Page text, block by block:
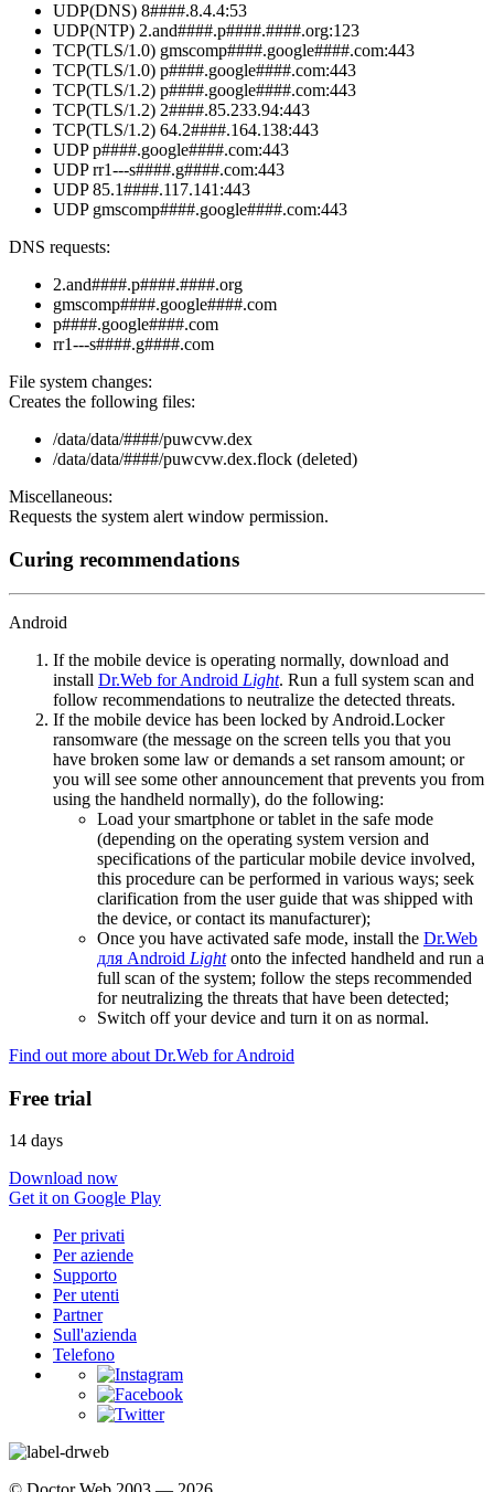
UDP(DNS) 8####.8.4.4:53
UDP(NTP) 2.and####.p####.####.org:123
TCP(TLS/1.0) gmscomp####.google####.com:443
TCP(TLS/1.0) p####.google####.com:443
TCP(TLS/1.2) p####.google####.com:443
TCP(TLS/1.2) 2####.85.233.94:443
TCP(TLS/1.2) 64.2####.164.138:443
UDP p####.google####.com:443
UDP rr1---s####.g####.com:443
UDP 85.1####.117.141:443
UDP gmscomp####.google####.com:443
DNS requests:
2.and####.p####.####.org
gmscomp####.google####.com
p####.google####.com
rr1---s####.g####.com
File system changes:
Creates the following files:
/data/data/####/puwcvw.dex
/data/data/####/puwcvw.dex.flock (deleted)
Miscellaneous:
Requests the system alert window permission.
Curing recommendations
Android
If the mobile device is operating normally, download and
install Dr.Web for Android Light. Run a full system scan and
follow recommendations to neutralize the detected threats.
If the mobile device has been locked by Android.Locker
ransomware (the message on the screen tells you that you
have broken some law or demands a set ransom amount; or
you will see some other announcement that prevents you from
using the handheld normally), do the following:
Load your smartphone or tablet in the safe mode
(depending on the operating system version and
specifications of the particular mobile device involved,
this procedure can be performed in various ways; seek
clarification from the user guide that was shipped with
the device, or contact its manufacturer);
Once you have activated safe mode, install the Dr.Web
для Android Lightonto the infected handheld and run a
full scan of the system; follow the steps recommended
for neutralizing the threats that have been detected;
Switch off your device and turn it on as normal.
Find out more about Dr.Web for Android
Free trial
14 days
Download now
Get it on Google Play
Per privati
Per aziende
Supporto
Per utenti
Partner
Sull'azienda
Telefono